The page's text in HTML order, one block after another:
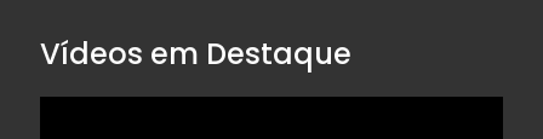
Vídeos em Destaque